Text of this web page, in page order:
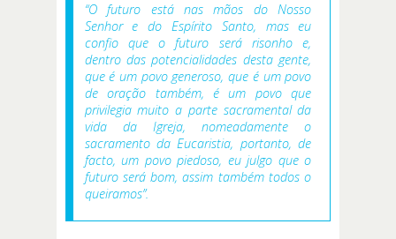
“O futuro está nas mãos do Nosso
Senhor e do Espírito Santo, mas eu
confio que o futuro será risonho e,
dentro das potencialidades desta gente,
que é um povo generoso, que é um povo
de oração também, é um povo que
privilegia muito a parte sacramental da
vida da Igreja, nomeadamente o
sacramento da Eucaristia, portanto, de
facto, um povo piedoso, eu julgo que o
futuro será bom, assim também todos o
queiramos”.